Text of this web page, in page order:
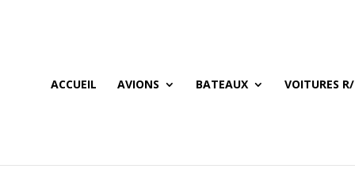
ACCUEIL AVIONS BATEAUX VOITURES